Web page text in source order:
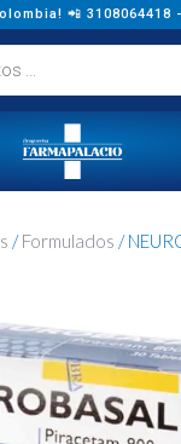
📲 3108064418
/Formulados /